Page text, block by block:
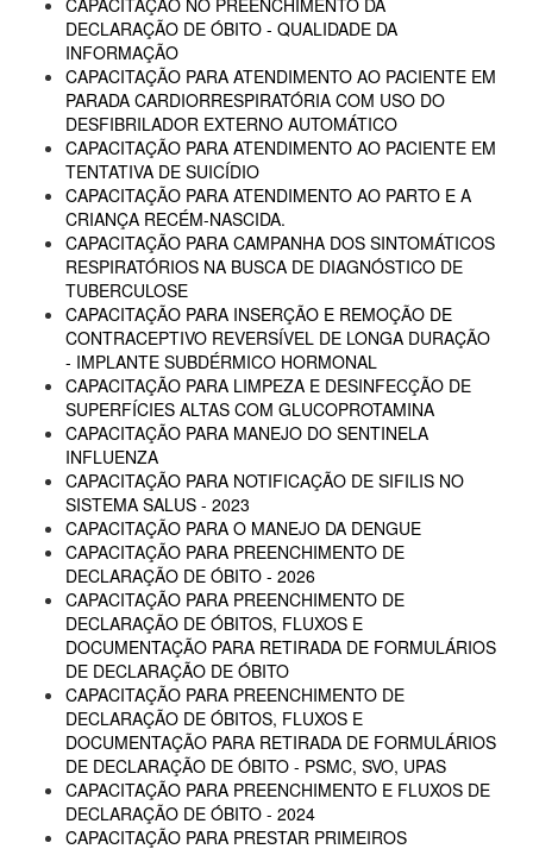
CAPACITAÇÃO NO PREENCHIMENTO DA
DECLARAÇÃO DE ÓBITO - QUALIDADE DA
INFORMAÇÃO
CAPACITAÇÃO PARA ATENDIMENTO AO PACIENTE EM
PARADA CARDIORRESPIRATÓRIA COM USO DO
DESFIBRILADOR EXTERNO AUTOMÁTICO
CAPACITAÇÃO PARA ATENDIMENTO AO PACIENTE EM
TENTATIVA DE SUICÍDIO
CAPACITAÇÃO PARA ATENDIMENTO AO PARTO E A
CRIANÇA RECÉM-NASCIDA.
CAPACITAÇÃO PARA CAMPANHA DOS SINTOMÁTICOS
RESPIRATÓRIOS NA BUSCA DE DIAGNÓSTICO DE
TUBERCULOSE
CAPACITAÇÃO PARA INSERÇÃO E REMOÇÃO DE
CONTRACEPTIVO REVERSÍVEL DE LONGA DURAÇÃO
- IMPLANTE SUBDÉRMICO HORMONAL
CAPACITAÇÃO PARA LIMPEZA E DESINFECÇÃO DE
SUPERFÍCIES ALTAS COM GLUCOPROTAMINA
CAPACITAÇÃO PARA MANEJO DO SENTINELA
INFLUENZA
CAPACITAÇÃO PARA NOTIFICAÇÃO DE SIFILIS NO
SISTEMA SALUS - 2023
CAPACITAÇÃO PARA O MANEJO DA DENGUE
CAPACITAÇÃO PARA PREENCHIMENTO DE
DECLARAÇÃO DE ÓBITO - 2026
CAPACITAÇÃO PARA PREENCHIMENTO DE
DECLARAÇÃO DE ÓBITOS, FLUXOS E
DOCUMENTAÇÃO PARA RETIRADA DE FORMULÁRIOS
DE DECLARAÇÃO DE ÓBITO
CAPACITAÇÃO PARA PREENCHIMENTO DE
DECLARAÇÃO DE ÓBITOS, FLUXOS E
DOCUMENTAÇÃO PARA RETIRADA DE FORMULÁRIOS
DE DECLARAÇÃO DE ÓBITO - PSMC, SVO, UPAS
CAPACITAÇÃO PARA PREENCHIMENTO E FLUXOS DE
DECLARAÇÃO DE ÓBITO - 2024
CAPACITAÇÃO PARA PRESTAR PRIMEIROS